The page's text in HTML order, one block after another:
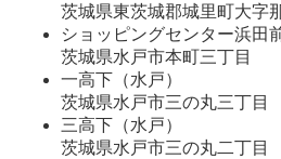
茨城県東茨城郡城里町大字
ショッピングセンター浜田
茨城県水戸市本町三丁目
一高下（水戸）
茨城県水戸市三の丸三丁目
三高下（水戸）
茨城県水戸市三の丸二丁目